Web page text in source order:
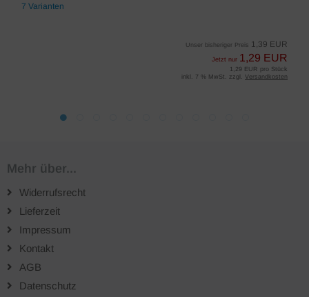
7 Varianten
Unser bisheriger Preis 1,39 EUR
Jetzt nur 1,29 EUR
1,29 EUR pro Stück
inkl. 7 % MwSt. zzgl. Versandkosten
Mehr über...
Widerrufsrecht
Lieferzeit
Impressum
Kontakt
AGB
Datenschutz